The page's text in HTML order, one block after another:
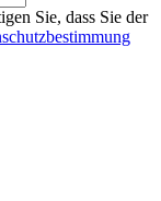
Sie, dass Sie der